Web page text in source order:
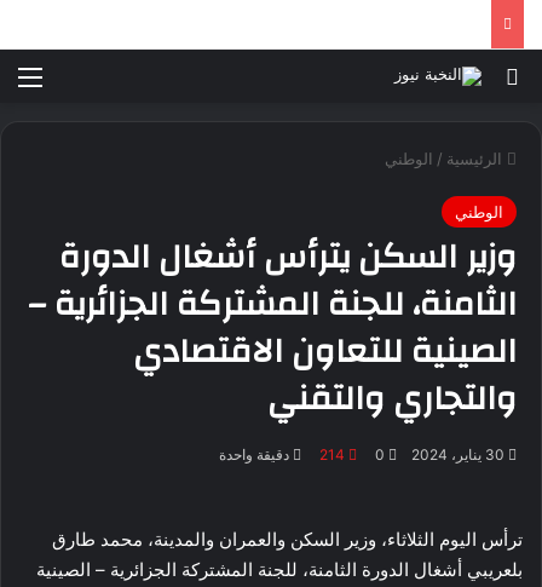
بحث عن
الرئيسية / الوطني
الوطني
وزير السكن يترأس أشغال الدورة
الثامنة، للجنة المشتركة الجزائرية –
الصينية للتعاون الاقتصادي
والتجاري والتقني
30 يناير، 2024 0
214 دقيقة واحدة
ترأس اليوم الثلاثاء، وزير السكن والعمران والمدينة، محمد طارق
بلعريبي أشغال الدورة الثامنة، للجنة المشتركة الجزائرية – الصينية